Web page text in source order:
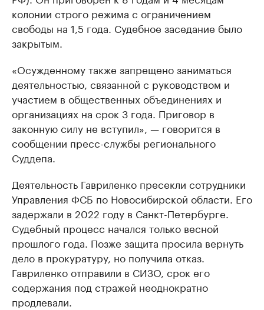
колонии строго режима с ограничением
свободы на 1,5 года. Судебное заседание было
закрытым.
«Осужденному также запрещено заниматься
деятельностью, связанной с руководством и
участием в общественных объединениях и
организациях на срок 3 года. Приговор в
законную силу не вступил», — говорится в
сообщении пресс-службы регионального
Суддепа.
Деятельность Гавриленко пресекли сотрудники
Управления ФСБ по Новосибирской области. Его
задержали в 2022 году в Санкт-Петербурге.
Судебный процесс начался только весной
прошлого года. Позже защита просила вернуть
дело в прокуратуру, но получила отказ.
Гавриленко отправили в СИЗО, срок его
содержания под стражей неоднократно
продлевали.